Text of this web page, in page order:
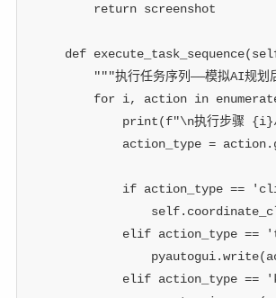
return screenshot
def execute_task_sequence(
"""执行任务序列——模拟AI规
for i, action in
print(f"\n执行步骤 {i}
            action_type
= action.
if action_type ==
                self
.
elif action_type ==
                pyautogui
.write(
elif action_type ==